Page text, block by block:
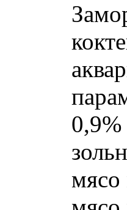
0,9%
мясо